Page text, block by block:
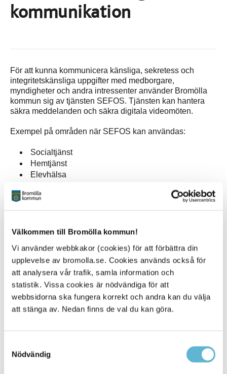
Välkommen till Bromölla kommun!
Vi använder webbkakor (cookies) för att förbättra din
upplevelse av bromolla.se. Cookies används också för
att analysera vår trafik, samla information och
statistik. Vissa cookies är nödvändiga för att
webbsidorna ska fungera korrekt och andra kan du välja
att stänga av. Nedan finns de val du kan göra.
Nödvändig
kommunikation
För att kunna kommunicera känsliga, sekretess och
integritetskänsliga uppgifter med medborgare,
myndigheter och andra intressenter använder Bromölla
kommun sig av tjänsten SEFOS. Tjänsten kan hantera
säkra meddelanden och säkra digitala videomöten.
Exempel på områden när SEFOS kan användas:
Socialtjänst
Hemtjänst
Elevhälsa
När du ska läsa ett meddelande eller ansluta till ett
legitimation eller SITHS-kort.
Sidan senast uppdaterad:den 30 November 2023